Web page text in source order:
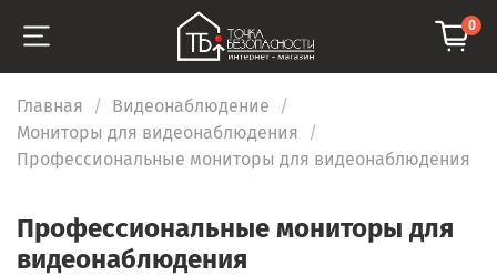
0
Главная
Видеонаблюдение
Мониторы для видеонаблюдения
Профессиональные мониторы для видеонаблюдения
Профессиональные мониторы для
видеонаблюдения